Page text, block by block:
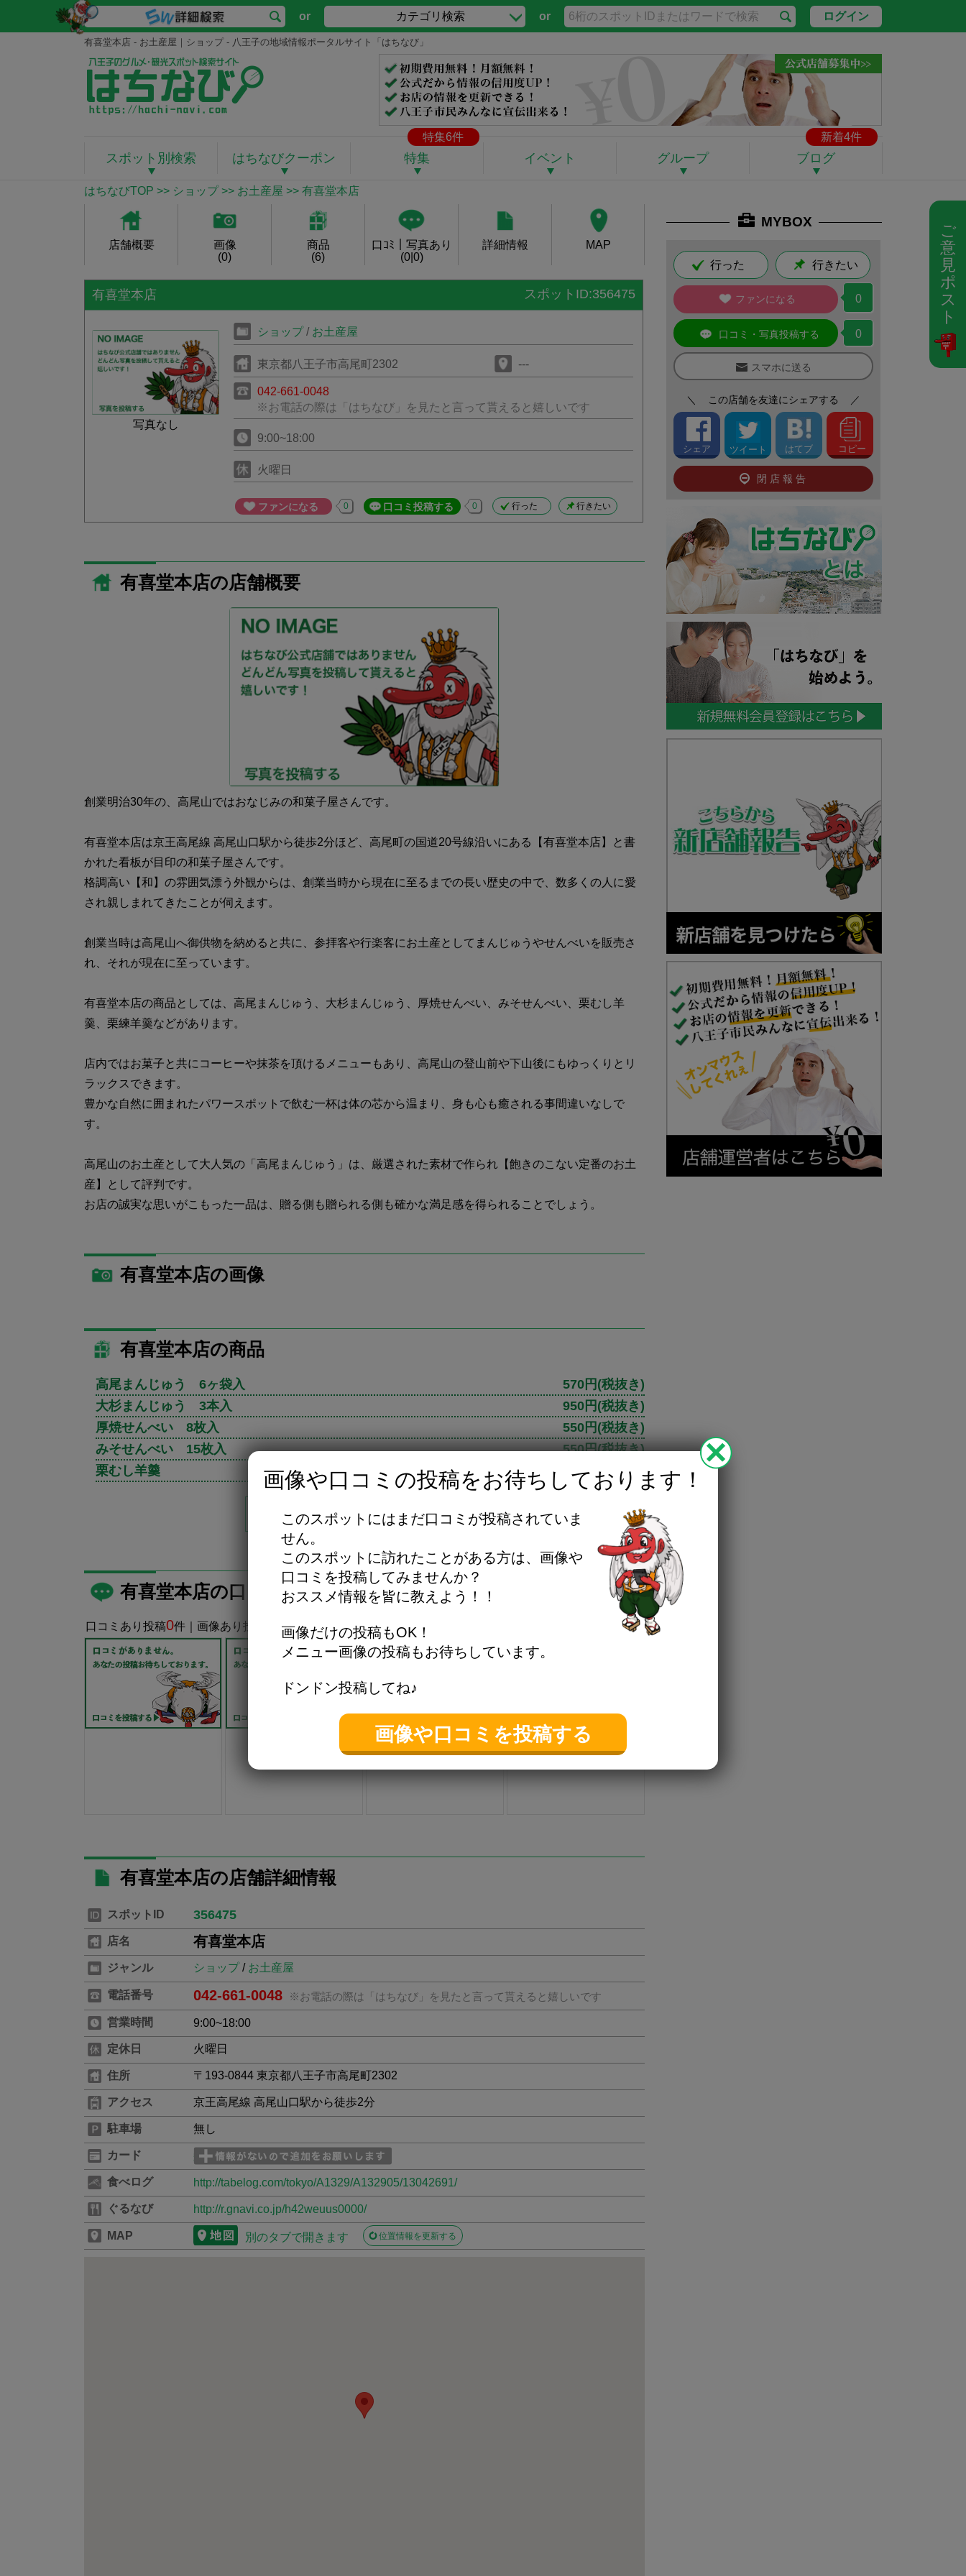
ご
意
見
ポ
ス
ト
or カテゴリ検索 or ログイン
有喜堂本店 - お土産屋｜ショップ - 八王子の地域情報ポータルサイト「はちなび」
特集6件 新着4件
スポット別検索 はちなびクーポン 特集 イベント グループ ブログ
はちなびTOP >> ショップ>> お土産屋 >> 有喜堂本店
店舗概要
画像
(0)
商品
(6)
口ｺﾐ｜写真あり
(0|0)
詳細情報 MAP
有喜堂本店 スポットID:356475
写真なし
ショップ/ お土産屋
東京都八王子市高尾町2302 ---
042-661-0048
※お電話の際は「はちなび」を見たと言って貰えると嬉しいです
9:00~18:00
火曜日
ファンになる 0 口コミ投稿する 0 行った 行きたい
有喜堂本店の店舗概要
創業明治30年の、高尾山ではおなじみの和菓子屋さんです。
有喜堂本店は京王高尾線 高尾山口駅から徒歩2分ほど、高尾町の国道20号線沿いにある【有喜堂本店】と書
かれた看板が目印の和菓子屋さんです。
格調高い【和】の雰囲気漂う外観からは、創業当時から現在に至るまでの長い歴史の中で、数多くの人に愛
され親しまれてきたことが伺えます。
創業当時は高尾山へ御供物を納めると共に、参拝客や行楽客にお土産としてまんじゅうやせんべいを販売さ
れ、それが現在に至っています。
有喜堂本店の商品としては、高尾まんじゅう、大杉まんじゅう、厚焼せんべい、みそせんべい、栗むし羊
羹、栗練羊羹などがあります。
店内ではお菓子と共にコーヒーや抹茶を頂けるメニューもあり、高尾山の登山前や下山後にもゆっくりとリ
ラックスできます。
豊かな自然に囲まれたパワースポットで飲む一杯は体の芯から温まり、身も心も癒される事間違いなしで
す。
高尾山のお土産として大人気の「高尾まんじゅう」は、厳選された素材で作られ【飽きのこない定番のお土
産】として評判です。
お店の誠実な思いがこもった一品は、贈る側も贈られる側も確かな満足感を得られることでしょう。
有喜堂本店の画像
有喜堂本店の商品
高尾まんじゅう 6ヶ袋入 570円 (税抜き)
大杉まんじゅう 3本入
950円 (税抜き)
厚焼せんべい 8枚入
550円 (税抜き)
みそせんべい 15枚入
550円(税抜き)
栗むし羊羹
800円 (税抜き)
有喜堂本店のメニューを全て見る
有喜堂本店の口コミ・レビュー・評価・評判
口コミあり投稿0件｜画像あり投稿 件
有喜堂本店の店舗詳細情報
スポットID 356475
店名 有喜堂本店
ジャンル ショップ/ お土産屋
電話番号 042-661-0048 ※お電話の際は「はちなび」を見たと言って貰えると嬉しいです
営業時間 9:00~18:00
定休日 火曜日
住所 〒193-0844 東京都八王子市高尾町2302
アクセス 京王高尾線 高尾山口駅から徒歩2分
駐車場 無し
カード
食べログ http://tabelog.com/tokyo/A1329/A132905/13042691/
ぐるなび http://r.gnavi.co.jp/h42weuus0000/
MAP 別のタブで開きます 位置情報を更新する
画像や口コミの投稿をお待ちしております！
このスポットにはまだ口コミが投稿されていま
せん。
このスポットに訪れたことがある方は、画像や
口コミを投稿してみませんか？
おススメ情報を皆に教えよう！！
画像だけの投稿もOK！
メニュー画像の投稿もお待ちしています。
ドンドン投稿してね♪
画像や口コミを投稿する
MYBOX
行った 行きたい
ファンになる 0
口コミ・写真投稿する 0
スマホに送る
＼ この店舗を友達にシェアする ／
シェア ツイート はてブ コピー
閉店報告